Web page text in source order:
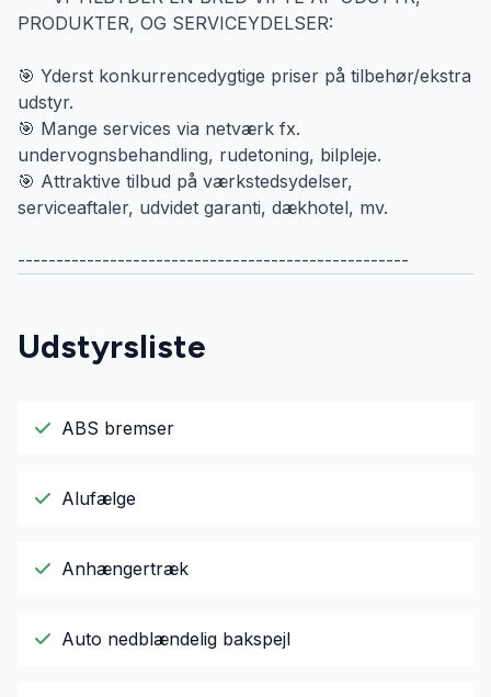
PRODUKTER, OG SERVICEYDELSER:
🎯 Yderst konkurrencedygtige priser på tilbehør/ekstra
udstyr.
🎯 Mange services via netværk fx.
undervognsbehandling, rudetoning, bilpleje.
🎯 Attraktive tilbud på værkstedsydelser,
serviceaftaler, udvidet garanti, dækhotel, mv.
---------------------------------------------------
Udstyrsliste
ABS bremser
Alufælge
Anhængertræk
Auto nedblændelig bakspejl